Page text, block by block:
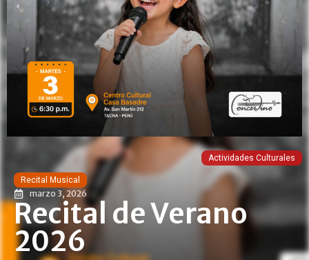
Actividades Culturales
Recital Musical
marzo 3, 2026
Recital de Verano
2026